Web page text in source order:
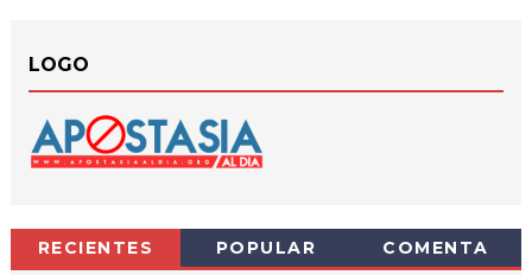
LOGO
RECIENTES POPULAR COMENTA